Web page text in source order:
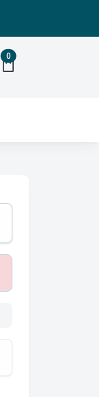
shopping_bag
0unread messages